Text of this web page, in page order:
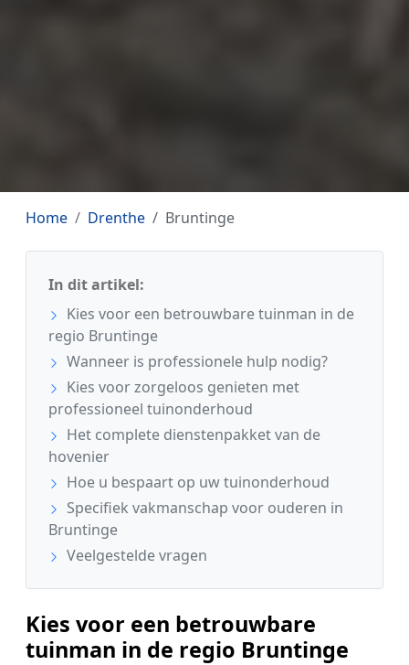
Home Drenthe Bruntinge
In dit artikel:
Kies voor een betrouwbare tuinman in de
regio Bruntinge
Wanneer is professionele hulp nodig?
Kies voor zorgeloos genieten met
professioneel tuinonderhoud
Het complete dienstenpakket van de
hovenier
Hoe u bespaart op uw tuinonderhoud
Specifiek vakmanschap voor ouderen in
Bruntinge
Veelgestelde vragen
Kies voor een betrouwbare
tuinman in de regio Bruntinge